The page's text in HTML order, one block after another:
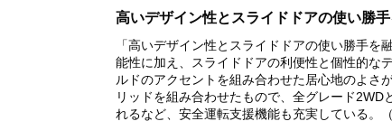
高いデザイン性とスライドドアの使い勝
「高いデザイン性とスライドドアの使い勝手
能性に加え、スライドドアの利便性と個性的な
ルドのアクセントを組み合わせた居心地のよさ
リッドを組み合わせたもので、全グレード
れるなど、安全運転支援機能も充実している。（